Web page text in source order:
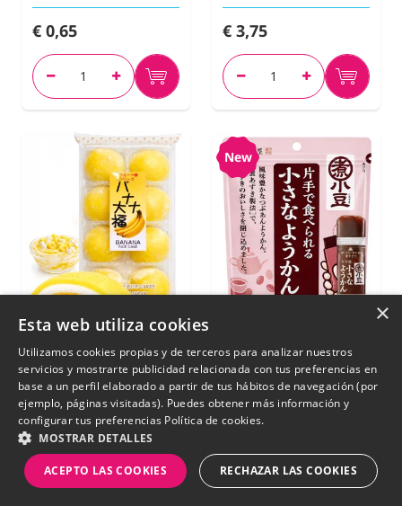
€ 0,65 € 3,75
Mochis Japoneses de
Banana y Nube |
Receta Kubota 210g.
€ 5,50
New
Yokan Sticks de
Gelatina de Azuki
105g.
×
Esta web utiliza cookies
Utilizamos cookies propias y de terceros para analizar nuestros
servicios y mostrarte publicidad relacionada con tus preferencias en
base a un perfil elaborado a partir de tus hábitos de navegación (por
ejemplo, páginas visitadas). Puedes obtener más información y
configurar tus preferencias Política de cookies.
MOSTRAR DETALLES
ACEPTO LAS COOKIES RECHAZAR LAS COOKIES